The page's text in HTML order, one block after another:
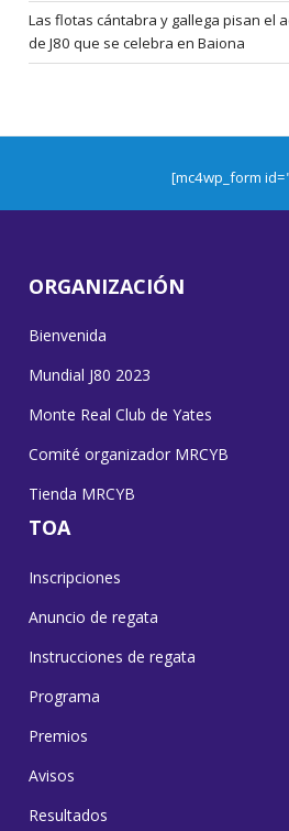
Las flotas cántabra y gallega pisan el
de J80 que se celebra en Baiona
[mc4wp_form
ORGANIZACIÓN
Bienvenida
Mundial J80 2023
Monte Real Club de Yates
Comité organizador MRCYB
Tienda MRCYB
TOA
Inscripciones
Anuncio de regata
Instrucciones de regata
Programa
Premios
Avisos
Resultados